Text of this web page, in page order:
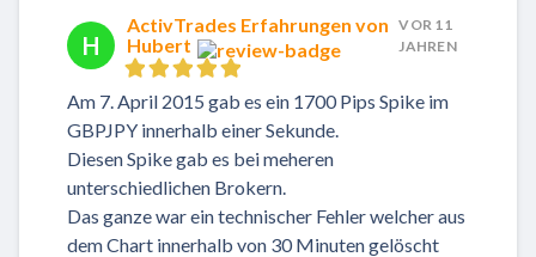
H
ActivTrades Erfahrungen von
Hubert
VOR 11
JAHREN
Am 7. April 2015 gab es ein 1700 Pips Spike im
GBPJPY innerhalb einer Sekunde.
Diesen Spike gab es bei meheren
unterschiedlichen Brokern.
Das ganze war ein technischer Fehler welcher aus
dem Chart innerhalb von 30 Minuten gelöscht